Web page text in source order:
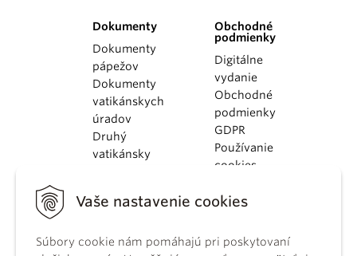
Vaše nastavenie cookies
Súbory cookie nám pomáhajú pri poskytovaní
Dokumenty
Dokumenty
pápežov
Dokumenty
vatikánskych
úradov
Druhý
vatikánsky
KBS
kánonického
Obchodné
podmienky
Digitálne
vydanie
Obchodné
podmienky
GDPR
Používanie
cookies